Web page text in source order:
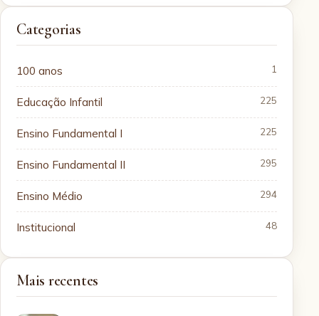
Categorias
100 anos 1
Educação Infantil 225
Ensino Fundamental I 225
Ensino Fundamental II 295
Ensino Médio 294
Institucional 48
Mais recentes